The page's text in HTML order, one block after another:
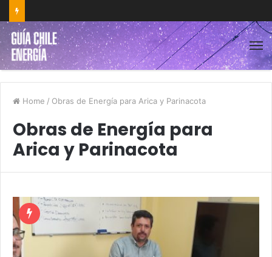
Home / Obras de Energía para Arica y Parinacota
Obras de Energía para
Arica y Parinacota